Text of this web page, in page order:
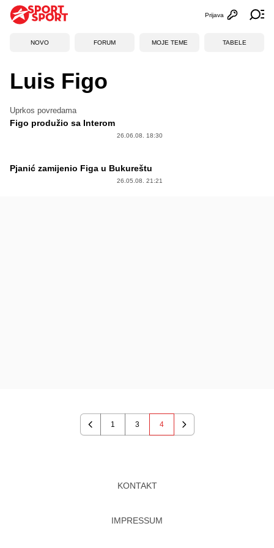
Otvori
Prijava
NOVO FORUM MOJE TEME TABELE
Luis Figo
Uprkos povredama
Figo produžio sa Interom
26.06.08. 18:30
Pjanić zamijenio Figa u Bukureštu
26.05.08. 21:21
Previous
1 3 4
Next
KONTAKT
IMPRESSUM